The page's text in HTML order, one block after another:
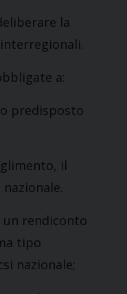
la
a:
predisposto
il
rendiconto
tipo
nazionale;